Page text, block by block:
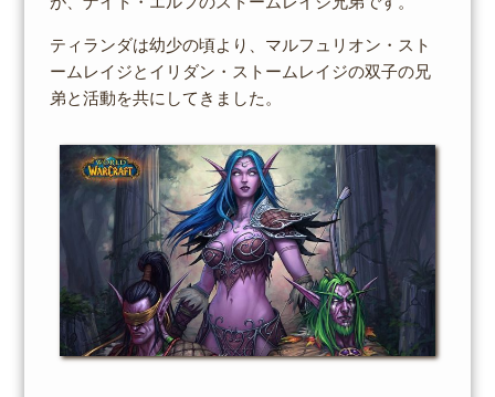
ティランダは幼少の頃より、マルフュリオン・スト
ームレイジとイリダン・ストームレイジの双子の兄
弟と活動を共にしてきました。